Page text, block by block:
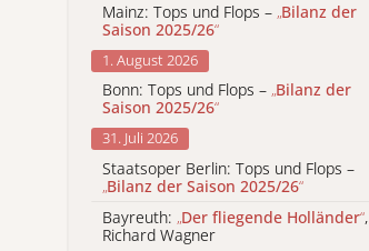
Mainz: Tops und Flops – „Bilanz der
Saison 2025/26“
1. August 2026
Bonn: Tops und Flops – „Bilanz der
Saison 2025/26“
31. Juli 2026
Staatsoper Berlin: Tops und Flops –
„Bilanz der Saison 2025/26“
Bayreuth: „Der fliegende Holländer“,
Richard Wagner